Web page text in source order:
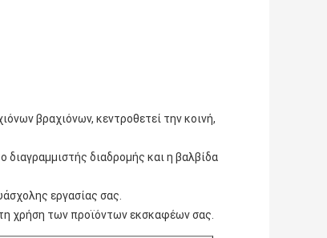
βραχιόνων, κεντροθετεί την κοινή,
διαγραμμιστής διαδρομής και η βαλβίδα
εργασίας σας.
τη χρήση των προϊόντων εκσκαφέων σας.